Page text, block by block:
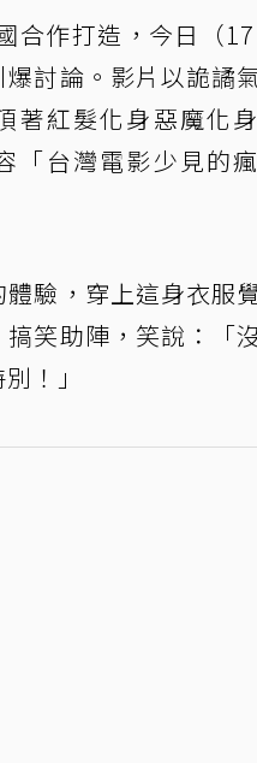
合作打造，今日（17
討論。影片以詭譎
著紅髮化身惡魔化
「台灣電影少見的
驗，穿上這身衣服
笑助陣，笑說：「
！」